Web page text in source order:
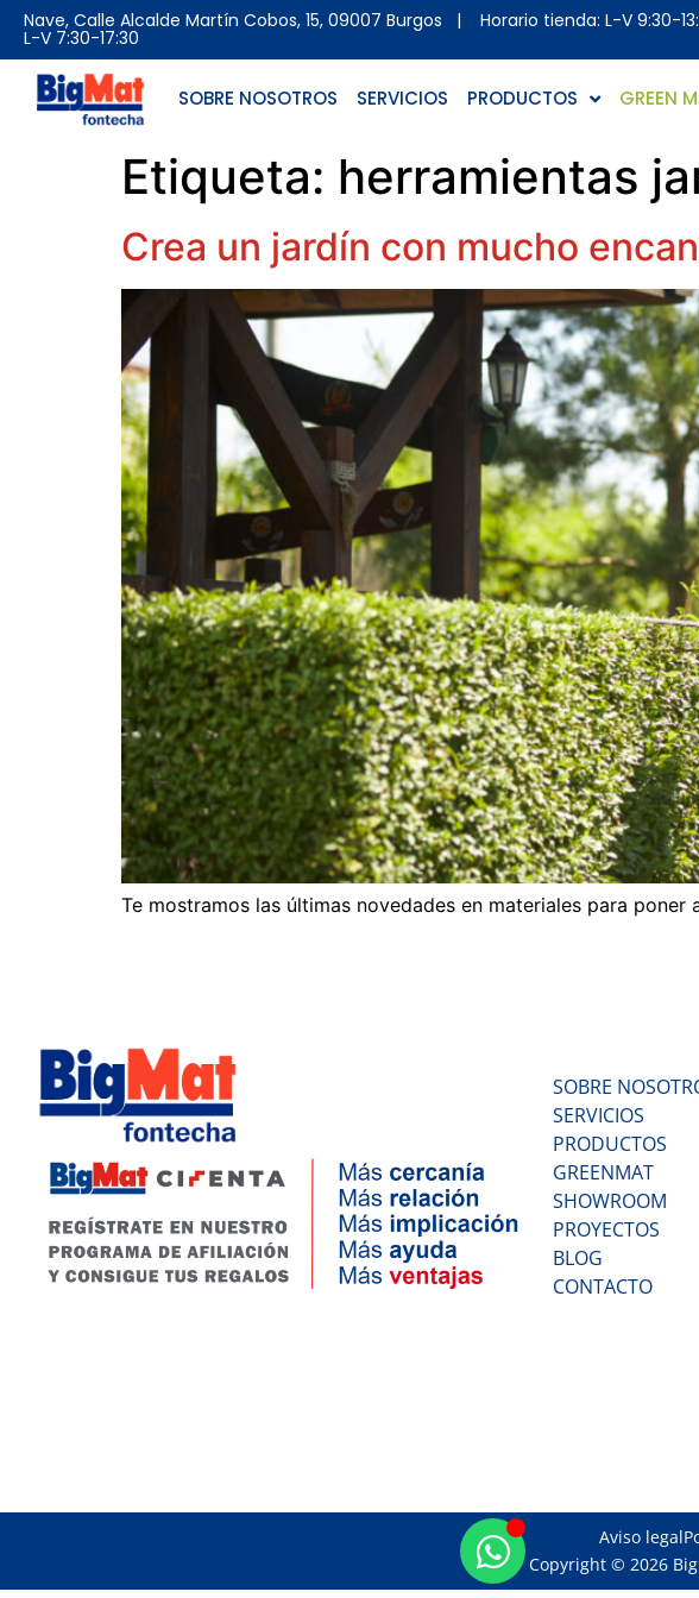
Nave, Calle Alcalde Martín Cobos, 15, 09007 Burgos | Horario tienda: L-V 9:30-
L-V 7:30-17:30
SOBRE NOSOTROS SERVICIOS PRODUCTOS GREEN
Etiqueta: herramientas
Crea un jardín con mucho
Te mostramos las últimas novedades en materiales para
SOBRE
SERVICIOS
PRODUCTOS
GREENMAT
SHOWROOM
PROYECTOS
BLOG
CONTACTO
Aviso legal
Copyright © 2026